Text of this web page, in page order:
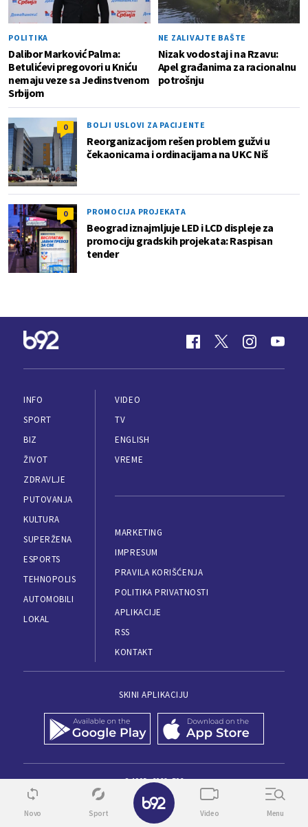
POLITIKA
Dalibor Marković Palma:
Betulićevi pregovori u Kniću
nemaju veze sa Jedinstvenom
Srbijom
NE ZALIVAJTE BAŠTE
Nizak vodostaj i na Rzavu:
Apel građanima za racionalnu
potrošnju
0 BOLJI USLOVI ZA PACIJENTE
Reorganizacijom rešen problem gužvi u
čekaonicama i ordinacijama na UKC Niš
0 PROMOCIJA PROJEKATA
Beograd iznajmljuje LED i LCD displeje za
promociju gradskih projekata: Raspisan
tender
INFO
SPORT
BIZ
ŽIVOT
ZDRAVLJE
PUTOVANJA
KULTURA
SUPERŽENA
ESPORTS
TEHNOPOLIS
AUTOMOBILI
LOKAL
VIDEO
TV
ENGLISH
VREME
MARKETING
IMPRESUM
PRAVILA KORIŠĆENJA
POLITIKA PRIVATNOSTI
APLIKACIJE
RSS
KONTAKT
SKINI APLIKACIJU
© 1995 - 2026, B92
Novo Sport Video Menu
✕